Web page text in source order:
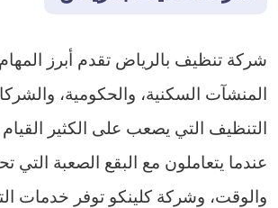
شركة تنظيف بالرياض تقدم أبرز
المنشآت السكنية، والحكومية،
التنظيف التي يصعب على الكثير
عندما يتعاملون مع البقع الصعبة التي
والوقت، وشركة كلينكو توفر خدمات